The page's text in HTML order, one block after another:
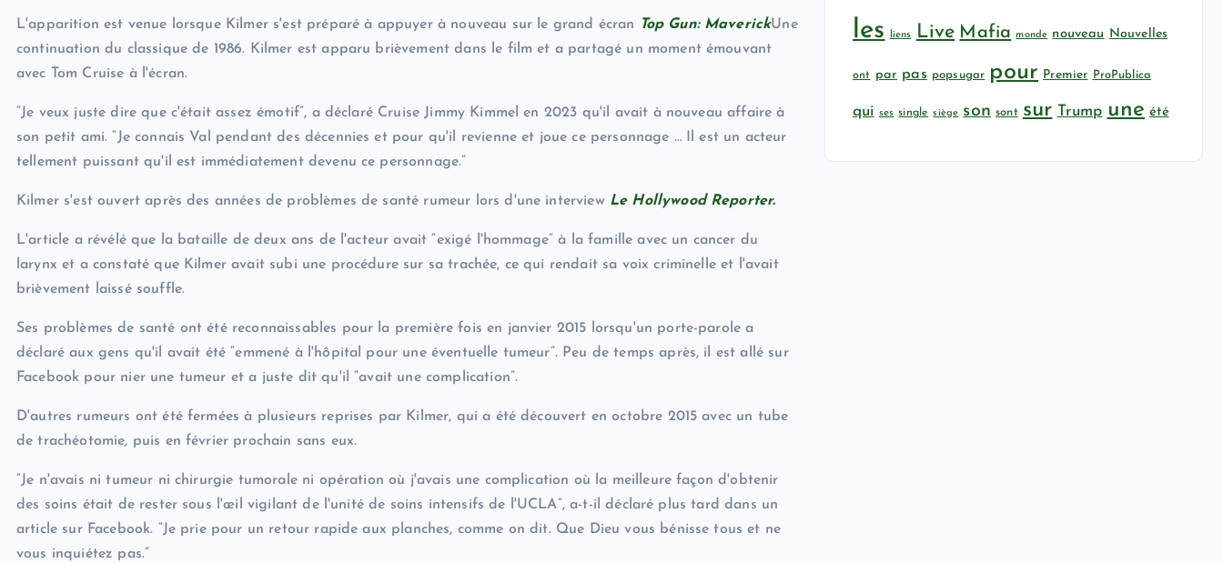
L'apparition est venue lorsque Kilmer s'est préparé à appuyer à nouveau sur le grand écran Top Gun: MaverickUne
continuation du classique de 1986. Kilmer est apparu brièvement dans le film et a partagé un moment émouvant
avec Tom Cruise à l'écran.
“Je veux juste dire que c'était assez émotif”, a déclaré Cruise Jimmy Kimmel en 2023 qu'il avait à nouveau affaire à
son petit ami. “Je connais Val pendant des décennies et pour qu'il revienne et joue ce personnage … Il est un acteur
tellement puissant qu'il est immédiatement devenu ce personnage.”
Kilmer s'est ouvert après des années de problèmes de santé rumeur lors d'une interview Le Hollywood Reporter.
L'article a révélé que la bataille de deux ans de l'acteur avait “exigé l'hommage” à la famille avec un cancer du
larynx et a constaté que Kilmer avait subi une procédure sur sa trachée, ce qui rendait sa voix criminelle et l'avait
brièvement laissé souffle.
Ses problèmes de santé ont été reconnaissables pour la première fois en janvier 2015 lorsqu'un porte-parole a
déclaré aux gens qu'il avait été “emmené à l'hôpital pour une éventuelle tumeur”. Peu de temps après, il est allé sur
Facebook pour nier une tumeur et a juste dit qu'il “avait une complication”.
D'autres rumeurs ont été fermées à plusieurs reprises par Kilmer, qui a été découvert en octobre 2015 avec un tube
de trachéotomie, puis en février prochain sans eux.
“Je n'avais ni tumeur ni chirurgie tumorale ni opération où j'avais une complication où la meilleure façon d'obtenir
des soins était de rester sous l'œil vigilant de l'unité de soins intensifs de l'UCLA”, a-t-il déclaré plus tard dans un
article sur Facebook. “Je prie pour un retour rapide aux planches, comme on dit. Que Dieu vous bénisse tous et ne
vous inquiétez pas.”
les liens Live Mafia monde nouveau Nouvelles
ont par pas popsugar pour Premier ProPublica
qui ses single siège son sont sur Trump une été